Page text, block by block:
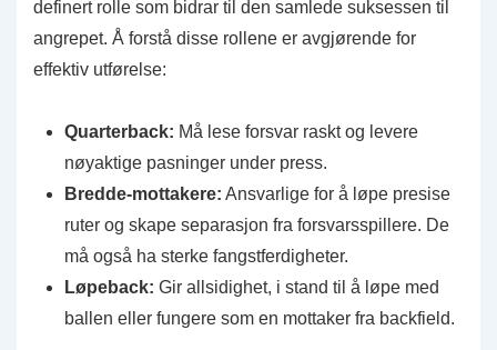
definert rolle som bidrar til den samlede suksessen til
angrepet. Å forstå disse rollene er avgjørende for
effektiv utførelse:
Quarterback: Må lese forsvar raskt og levere
nøyaktige pasninger under press.
Bredde-mottakere: Ansvarlige for å løpe presise
ruter og skape separasjon fra forsvarsspillere. De
må også ha sterke fangstferdigheter.
Løpeback: Gir allsidighet, i stand til å løpe med
ballen eller fungere som en mottaker fra backfield.